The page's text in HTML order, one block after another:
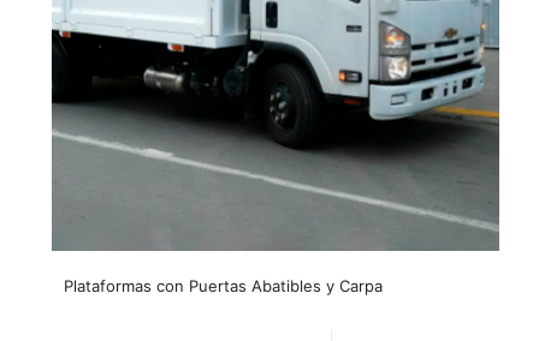
Plataformas con Puertas Abatibles y Carpa